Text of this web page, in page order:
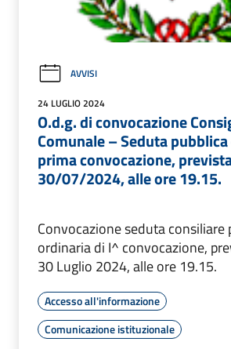
AVVISI
24 LUGLIO 2024
O.d.g. di convocazione
Comunale – Seduta
prima convocazione,
30/07/2024, alle ore 19.15.
Convocazione seduta consiliare
ordinaria di I^ convocazione,
30 Luglio 2024, alle ore 19.15.
Accesso all'informazione
Comunicazione istituzionale